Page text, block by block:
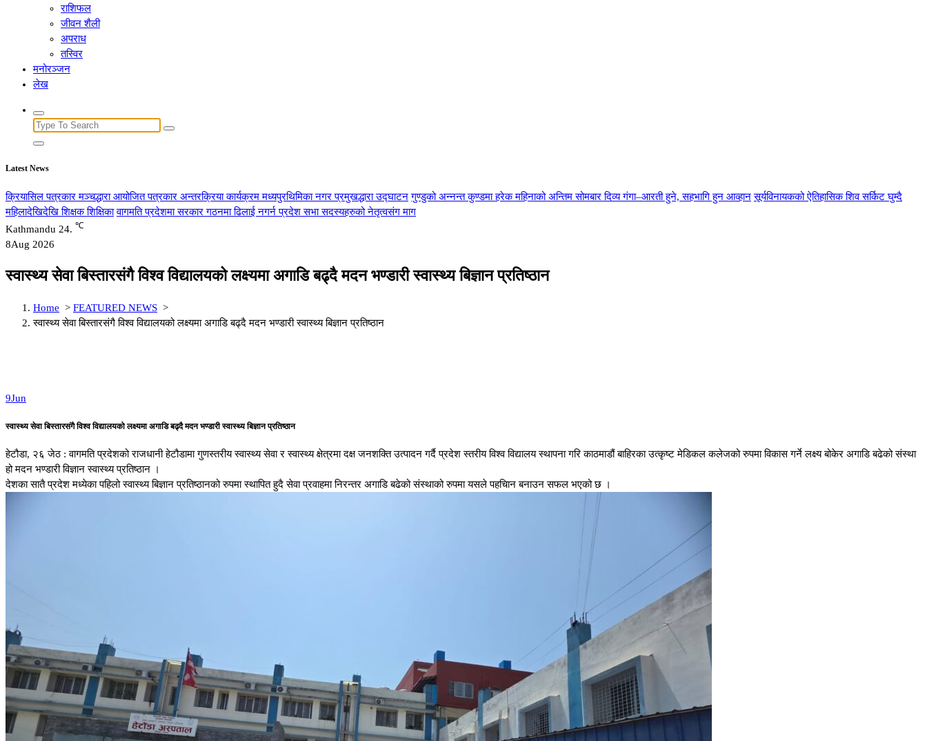
राशिफल
जीवन शैली
अपराध
तस्विर
मनोरञ्जन
लेख
Search
for:
Latest News
क्रियासिल पत्रकार मञ्चद्धारा आयोजित पत्रकार अन्तरक्रिया कार्यक्रम मध्यपुरथिमिका नगर प्रमुखद्धारा उद्घाटन गुण्डुको अन्नन्त कुण्डमा हरेक महिनाको अन्तिम सोमबार दिव्य गंगा–आरती हुने, सहभागि हुन आव्हान सूर्यविनायकको ऐतिहासिक शिव सर्किट घुम्दै
महिलादेखिदेखि शिक्षक शिक्षिका वागमति प्रदेशमा सरकार गठनमा ढिलाई नगर्न प्रदेश सभा सदस्यहरुको नेतृत्वसंग माग
Kathmandu 24. ℃
8Aug 2026
स्वास्थ्य सेवा बिस्तारसंगै विश्व विद्यालयको लक्ष्यमा अगाडि बढ्दै मदन भण्डारी स्वास्थ्य बिज्ञान प्रतिष्ठान
Home > FEATURED NEWS >
स्वास्थ्य सेवा बिस्तारसंगै विश्व विद्यालयको लक्ष्यमा अगाडि बढ्दै मदन भण्डारी स्वास्थ्य बिज्ञान प्रतिष्ठान
9Jun
स्वास्थ्य सेवा बिस्तारसंगै विश्व विद्यालयको लक्ष्यमा अगाडि बढ्दै मदन भण्डारी स्वास्थ्य बिज्ञान प्रतिष्ठान
हेटौडा, २६ जेठ : वागमति प्रदेशको राजधानी हेटौडामा गुणस्तरीय स्वास्थ्य सेवा र स्वास्थ्य क्षेत्रमा दक्ष जनशक्ति उत्पादन गर्दै प्रदेश स्तरीय विश्व विद्यालय स्थापना गरि काठमाडौं बाहिरका उत्कृष्ट मेडिकल कलेजको रुपमा विकास गर्ने लक्ष्य बोकेर अगाडि बढेको संस्था
हो मदन भण्डारी विज्ञान स्वास्थ्य प्रतिष्ठान ।
देशका सातै प्रदेश मध्येका पहिलो स्वास्थ्य बिज्ञान प्रतिष्ठानको रुपमा स्थापित हुदै सेवा प्रवाहमा निरन्तर अगाडि बढेको संस्थाको रुपमा यसले पहचिान बनाउन सफल भएको छ ।